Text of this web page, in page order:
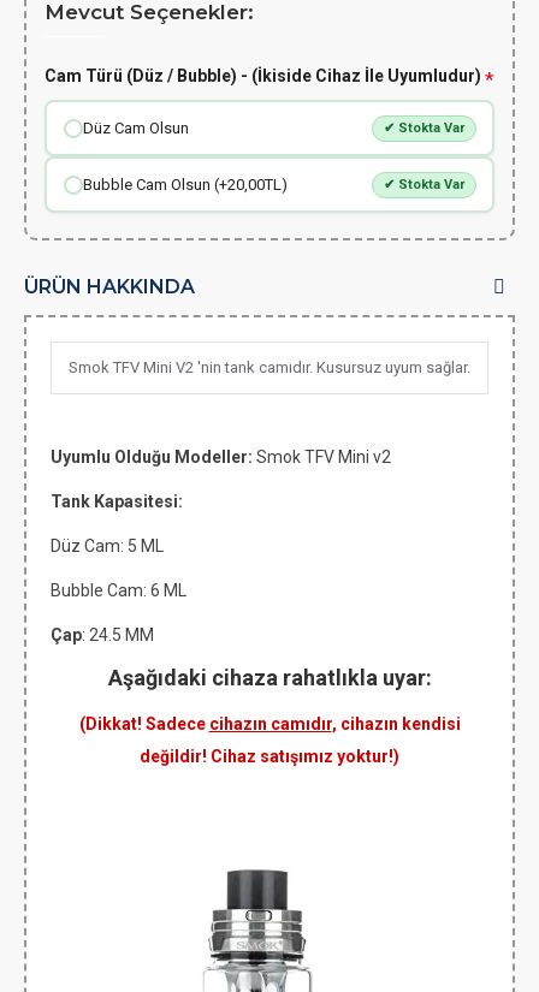
Mevcut Seçenekler:
Cam Türü (Düz / Bubble) - (İkiside Cihaz İle Uyumludur)
Düz Cam Olsun ✔ Stokta Var
Bubble Cam Olsun (+20,00TL) ✔ Stokta Var
ÜRÜN HAKKINDA
Smok TFV Mini V2 'nin tank camıdır. Kusursuz uyum sağlar.
Uyumlu Olduğu Modeller: Smok TFV Mini v2
Tank Kapasitesi:
Düz Cam: 5 ML
Bubble Cam: 6 ML
Çap: 24.5 MM
Aşağıdaki cihaza rahatlıkla uyar:
(Dikkat! Sadece cihazın camıdır, cihazın kendisi
değildir! Cihaz satışımız yoktur!)